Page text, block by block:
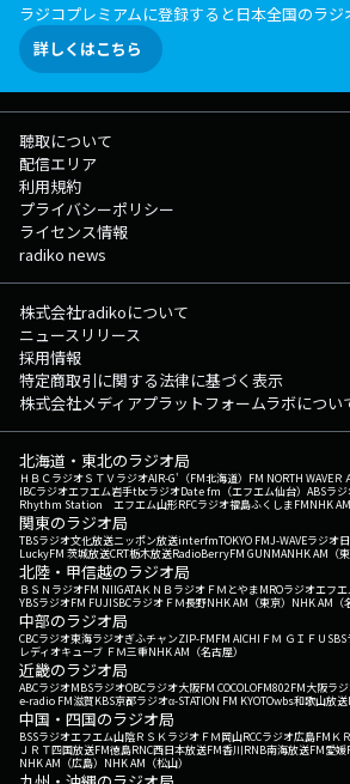
ラジコプレミアムに登録すると日本全国のラ
詳しくはこちら
聴取について
配信エリア
利用規約
プライバシーポリシー
ライセンス情報
radiko news
株式会社radikoについて
ニュースリリース
採用情報
特定商取引に関する法律に基づく表示
株式会社メディアプラットフォームラボについ
北海道・東北のラジオ局
ＨＢＣラジオＳＴＶラジオAIR-G'（FM北海道） FM NORTH WAVEＲ
IBCラジオエフエム岩手tbcラジオDate fm（エフエム仙台） ABSラ
Rhythm Station エフエム山形RFCラジオ福島ふくしまFMNHK
関東のラジオ局
TBSラジオ文化放送ニッポン放送interfmTOKYO FMJ-WAVEラジオ
LuckyFM 茨城放送CRT栃木放送RadioBerryFM GUNMANHK AM（東
北陸・甲信越のラジオ局
ＢＳＮラジオFM NIIGATAＫＮＢラジオ ＦＭとやまMROラジオエフエ
YBSラジオFM FUJISBCラジオ ＦＭ長野NHK AM（東京） NHK AM（
中部のラジオ局
CBCラジオ東海ラジオぎふチャンZIP-FMFM AICHI ＦＭ ＧＩＦＵ
レディオキューブ ＦＭ三重NHK AM（名古屋）
近畿のラジオ局
ABCラジオMBSラジオOBCラジオ大阪FM COCOLOFM802FM大阪ラ
e-radio FM滋賀KBS京都ラジオα-STATION FM KYOTOwbs和歌山放送
中国・四国のラジオ局
BSSラジオエフエム山陰ＲＳＫラジオ ＦＭ岡山RCCラジオ広島FM Ｋ
ＪＲＴ四国放送FM徳島RNC西日本放送FM香川RNB南海放送FM愛媛
NHK AM（広島） NHK AM（松山）